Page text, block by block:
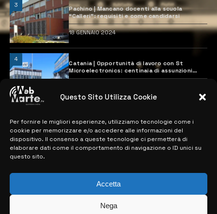
Questo Sito Utilizza Cookie
Per fornire le migliori esperienze, utilizziamo tecnologie come i
cookie per memorizzare e/o accedere alle informazioni del
dispositivo. Il consenso a queste tecnologie ci permetterà di
elaborare dati come il comportamento di navigazione o ID unici su
questo sito.
Accetta
Nega
3
Pachino | Mancano docenti alla scuola
“Calleri”: requisiti e come candidarsi
18 GENNAIO 2024
4
Catania | Opportunità di lavoro con St
Microelectronics: centinaia di assunzioni
previste
MAPPA DEL SITO
> NOTIZIE